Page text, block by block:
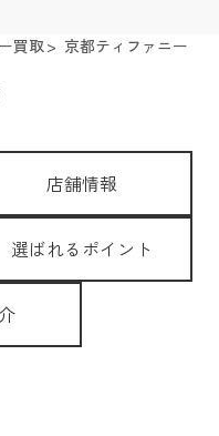
買取
京都ティファニー
店舗情報
選ばれるポイント